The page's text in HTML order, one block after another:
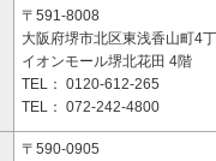
〒591-8008
大阪府堺市北区東浅香山町4
イオンモール堺北花田 4階
TEL： 0120-612-265
TEL： 072-242-4800
〒590-0905